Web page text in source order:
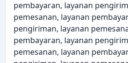
pembayaran, layanan
pemesanan, layanan
pengiriman, layanan
pembayaran, layanan
pemesanan, layanan